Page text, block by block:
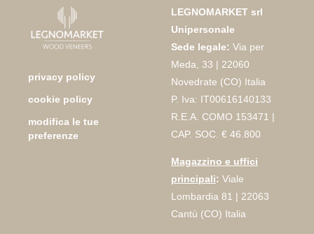
privacy policy
cookie policy
modifica le tue
preferenze
LEGNOMARKET srl
Unipersonale
Sede legale: Via per
Meda, 33 | 22060
Novedrate (CO) Italia
P. Iva: IT00616140133
R.E.A. COMO 153471 |
CAP. SOC. € 46.800
Magazzino e uffici
principali: Viale
Lombardia 81 | 22063
Cantù (CO) Italia